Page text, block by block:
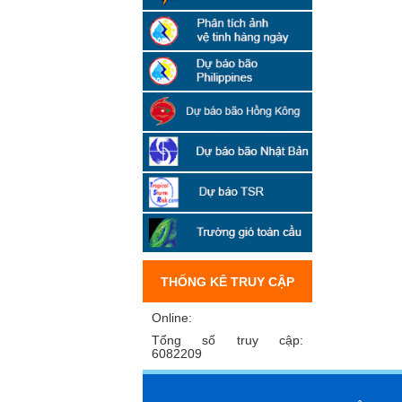
THỐNG KÊ TRUY CẬP
Online:
Tổng số truy cập:
6082209